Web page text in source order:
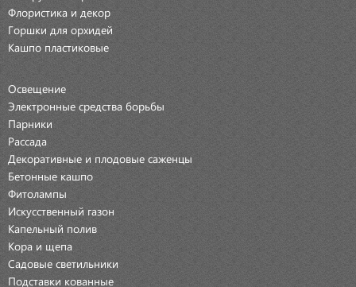
Флористика и декор
Горшки для орхидей
Кашпо пластиковые
Освещение
Электронные средства борьбы
Парники
Рассада
Декоративные и плодовые саженцы
Бетонные кашпо
Фитолампы
Искусственный газон
Капельный полив
Кора и щепа
Садовые светильники
Подставки кованные